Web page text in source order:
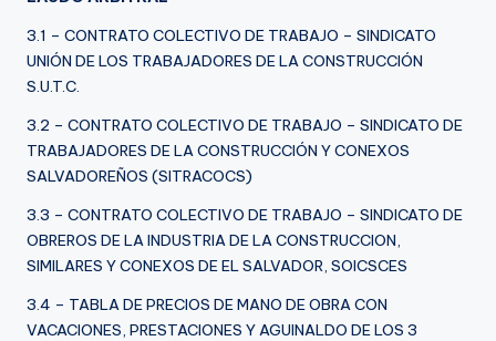
3.1 – CONTRATO COLECTIVO DE TRABAJO – SINDICATO
UNIÓN DE LOS TRABAJADORES DE LA CONSTRUCCIÓN
S.U.T.C.
3.2 – CONTRATO COLECTIVO DE TRABAJO – SINDICATO DE
TRABAJADORES DE LA CONSTRUCCIÓN Y CONEXOS
SALVADOREÑOS (SITRACOCS)
3.3 – CONTRATO COLECTIVO DE TRABAJO – SINDICATO DE
OBREROS DE LA INDUSTRIA DE LA CONSTRUCCION,
SIMILARES Y CONEXOS DE EL SALVADOR, SOICSCES
3.4 – TABLA DE PRECIOS DE MANO DE OBRA CON
VACACIONES, PRESTACIONES Y AGUINALDO DE LOS 3